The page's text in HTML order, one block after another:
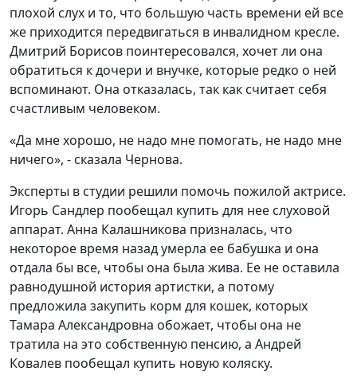
плохой слух и то, что большую часть времени ей все
же приходится передвигаться в инвалидном кресле.
Дмитрий Борисов поинтересовался, хочет ли она
обратиться к дочери и внучке, которые редко о ней
вспоминают. Она отказалась, так как считает себя
счастливым человеком.
«Да мне хорошо, не надо мне помогать, не надо мне
ничего», - сказала Чернова.
Эксперты в студии решили помочь пожилой актрисе.
Игорь Сандлер пообещал купить для нее слуховой
аппарат. Анна Калашникова призналась, что
некоторое время назад умерла ее бабушка и она
отдала бы все, чтобы она была жива. Ее не оставила
равнодушной история артистки, а потому
предложила закупить корм для кошек, которых
Тамара Александровна обожает, чтобы она не
тратила на это собственную пенсию, а Андрей
Ковалев пообещал купить новую коляску.